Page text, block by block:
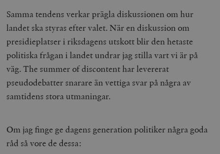
Samma tendens verkar prägla diskussionen om hur
landet ska styras efter valet. När en diskussion om
presidieplatser i riksdagens utskott blir den hetaste
politiska frågan i landet undrar jag stilla vart vi är på
väg.The summer of discontenthar levererat
pseudodebatter snarare än vettiga svar på några av
samtidens stora utmaningar.
Om jag finge ge dagens generation politiker några goda
råd så vore de dessa: